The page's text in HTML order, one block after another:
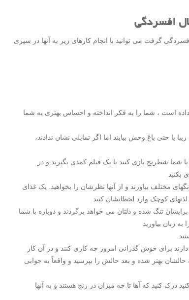
افسردگی
گرفت می توانید با انجام کارهای زیر به آنها در سپری
داده است ، شما را به فکر انداخته و احساس بهتری به شما
یا حتی باغ وحش بیایند اما اگر تمایلی نشان ندادند،
شما شطرنج بازی کنند یا یک فیلم کمدی بگیرید و در
بکنید
مختلف بیاورند و از آنها نظرشان را بخواهید. یک غذای
کوچک وارد لحظاتشان کنید
برایشان تنگ شده و دلتان می خواهد برگردند و دوباره با شما
زبان بیاورید
برای خوش گذرانی امروز چه کاری کنند و در آن کار
بهتر شده و بعد حالش را بپرسید و واقعاً به جوابی
درک کنید که آها تا چه میزان در رنج هستند و به آنها